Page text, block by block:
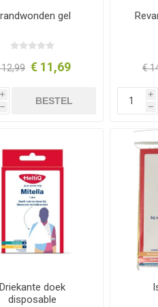
gel
12,99 € 11,69
i
h
BESTEL
€
i
h
Driekante doek
disposable